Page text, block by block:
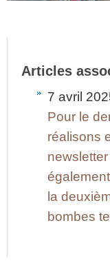
Articles
7 avril
Pour le
réalisons
la
bombes